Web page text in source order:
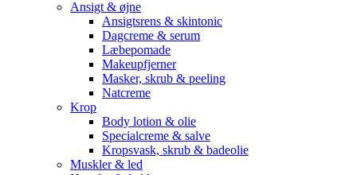
Ansigt & øjne
Ansigtsrens & skintonic
Dagcreme & serum
Læbepomade
Makeupfjerner
Masker, skrub & peeling
Natcreme
Krop
Body lotion & olie
Specialcreme & salve
Kropsvask, skrub & badeolie
Muskler & led